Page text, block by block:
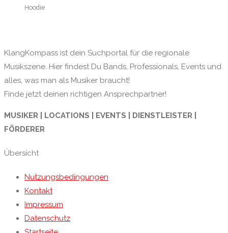
Hoodie
KlangKompass ist dein Suchportal für die regionale
Musikszene. Hier findest Du Bands, Professionals, Events und
alles, was man als Musiker braucht!
Finde jetzt deinen richtigen Ansprechpartner!
MUSIKER | LOCATIONS | EVENTS | DIENSTLEISTER |
FÖRDERER
Übersicht
Nutzungsbedingungen
Kontakt
Impressum
Datenschutz